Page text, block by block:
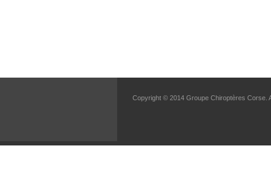
Copyright © 2014 Groupe Chiroptères Corse.